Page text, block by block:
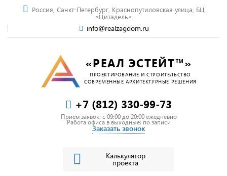
Россия, Санкт-Петербург, Краснопутиловская улица, БЦ
«Цитадель»
info@realzagdom.ru
«РЕАЛ ЭСТЕЙТ™»
ПРОЕКТИРОВАНИЕ И СТРОИТЕЛЬСТВО
СОВРЕМЕННЫЕ АРХИТЕКТУРНЫЕ РЕШЕНИЯ
+7 (812) 330-99-73
Приём заявок: c 09:00 до 20:00 ежедневно
Работа офиса в выходные: по записи
Заказать звонок
Калькулятор
проекта